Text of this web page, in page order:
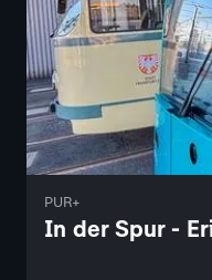
PUR+
In der Spur -